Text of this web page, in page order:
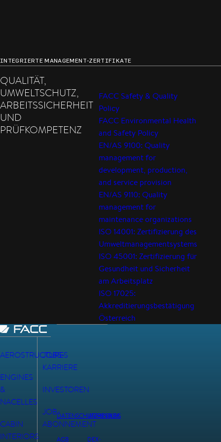
INTEGRIERTE MANAGEMENT-ZERTIFIKATE
QUALITÄT,
UMWELTSCHUTZ,
ARBEITSSICHERHEIT
UND
PRÜFKOMPETENZ
FACC Safety & Quality
Policy
FACC Environmental Health
and Safety Policy
EN/AS 9100: Quality
management for
development, production,
and service provision
EN/AS 9110: Quality
management for
maintenance organizations
ISO 14001: Zertifizierung des
Umweltmanagementsystems
ISO 45001: Zertifizierung für
Gesundheit und Sicherheit
am Arbeitsplatz
ISO 17025:
Akkreditierungsbestätigung
Österreich
AEROSTRUCTURES
ENGINES
&
NACELLES
CABIN
INTERIORS
JOBS-
KARRIERE
INVESTOREN
JOB-
ABONNEMENT
DATENSCHUTZHINWEIS
IMPRESSUM
AGB DEX-